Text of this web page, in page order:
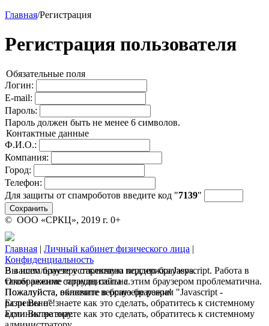
Главная/Регистрация
Регистрация пользователя
Обязательные поля
Логин:
E-mail:
Пароль:
Пароль должен быть не менее 6 символов.
Контактные данные
Ф.И.О.:
Компания:
Город:
Телефон:
Для защиты от спамроботов введите код "7139"
Сохранить
© ООО «СРКЦ», 2019 г. 0+
Главная | Личный кабинет физического лица |
Конфиденциальность
В вашем браузере отключена поддержка Jasvscript. Работа в
таком режиме затруднительна.
Пожалуйста, включите в браузере режим "Javascript -
разрешено"!
Если Вы не знаете как это сделать, обратитесь к системному
Вы используете устаревшую версию браузера.
Отображение страниц сайта с этим браузером проблематична.
Пожалуйста, обновите версию браузера!
Если Вы не знаете как это сделать, обратитесь к системному
администратору.